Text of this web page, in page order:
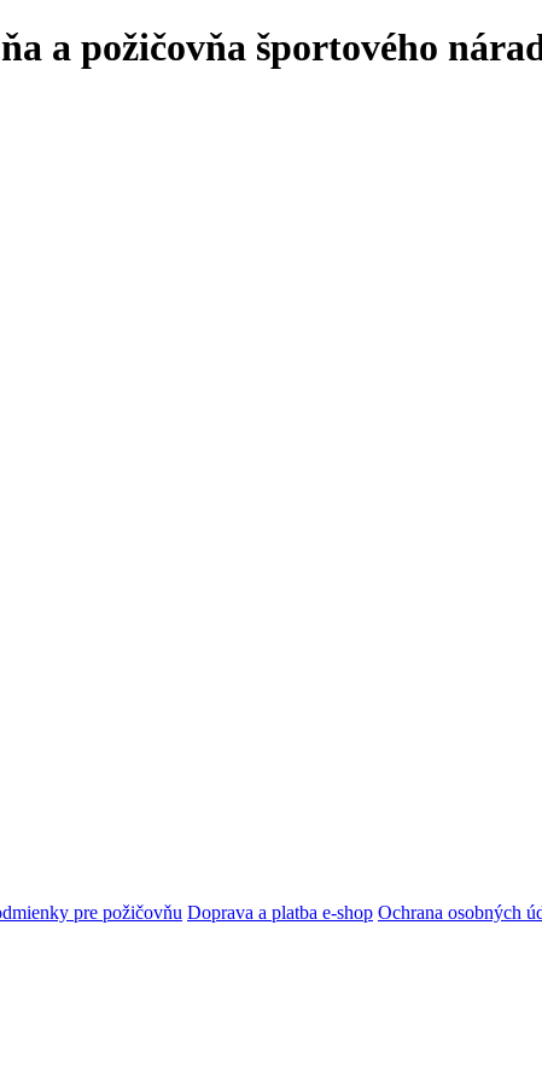
a požičovňa športového
pre požičovňu Doprava a platba e-shop Ochrana osobných